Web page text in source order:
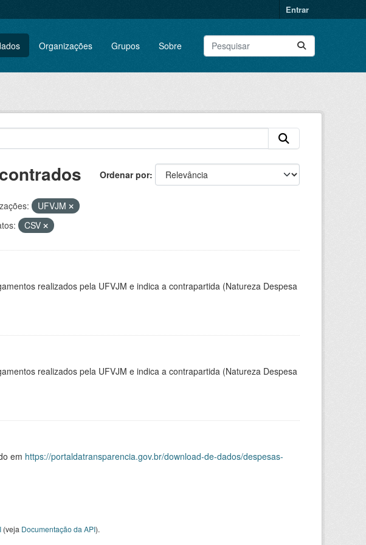
Entrar
Organizações Grupos Sobre
Ordenar por
UFVJM
CSV
realizados pela UFVJM e indica a contrapartida (Natureza Despesa
realizados pela UFVJM e indica a contrapartida (Natureza Despesa
em https://portaldatransparencia.gov.br/download-de-dados/despesas-
(veja Documentação da API).